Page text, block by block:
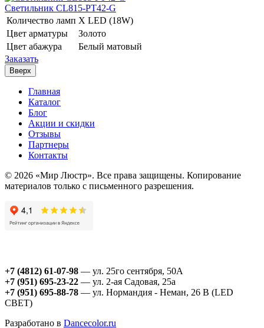
Светильник CL815-PT42-G
Количество ламп Х LED (18W)
Цвет арматуры
Золото
Цвет абажура
Белый матовый
Заказать
Вверх
Главная
Каталог
Блог
Акции и скидки
Отзывы
Партнеры
Контакты
© 2026 «Мир Люстр». Все права защищены. Копирование
материалов только с письменного разрешения.
+7 (4812) 61-07-98 — ул. 25го сентября, 50А
+7 (951) 695-23-22 — ул. 2-ая Садовая, 25а
+7 (951) 695-88-78 — ул. Нормандия - Неман, 26 В (LED
СВЕТ)
Разработано в Dancecolor.ru